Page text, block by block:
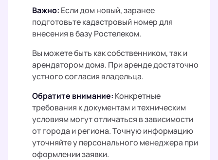
Важно: Если дом новый, заранее
подготовьте кадастровый номер для
внесения в базу Ростелеком.
Вы можете быть как собственником, так и
арендатором дома. При аренде достаточно
устного согласия владельца.
Обратите внимание: Конкретные
требования к документам и техническим
условиям могут отличаться в зависимости
от города и региона. Точную информацию
уточняйте у персонального менеджера при
оформлении заявки.